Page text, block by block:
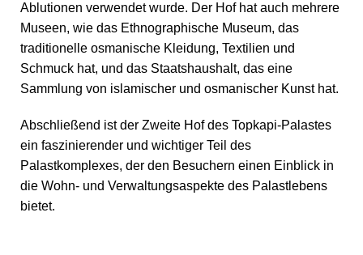
Ablutionen verwendet wurde. Der Hof hat auch mehrere
Museen, wie das Ethnographische Museum, das
traditionelle osmanische Kleidung, Textilien und
Schmuck hat, und das Staatshaushalt, das eine
Sammlung von islamischer und osmanischer Kunst hat.
Abschließend ist der Zweite Hof des Topkapi-Palastes
ein faszinierender und wichtiger Teil des
Palastkomplexes, der den Besuchern einen Einblick in
die Wohn- und Verwaltungsaspekte des Palastlebens
bietet.